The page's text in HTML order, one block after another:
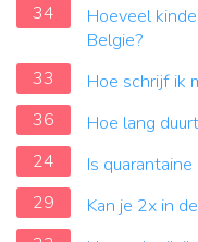
34
Hoeveel
Belgie?
33
Hoe schrijf ik
36
Hoe lang
24
Is
29
Kan je 2x in